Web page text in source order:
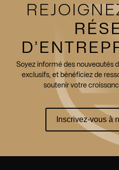
Soyez informé des nouveautés
exclusifs, et bénéficiez de
soutenir votre
Inscrivez-vous à